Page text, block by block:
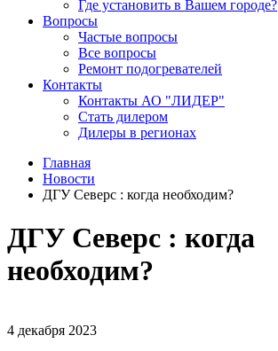
Где установить в Вашем городе?
Вопросы
Частые вопросы
Все вопросы
Ремонт подогревателей
Контакты
Контакты АО "ЛИДЕР"
Стать дилером
Дилеры в регионах
Главная
Новости
ДГУ Северс : когда необходим?
ДГУ Северс : когда
необходим?
4 декабря 2023